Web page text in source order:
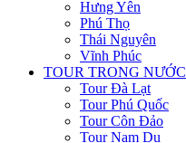
Hưng Yên
Phú Thọ
Thái Nguyên
Vĩnh Phúc
TOUR TRONG NƯỚC
Tour Đà Lạt
Tour Phú Quốc
Tour Côn Đảo
Tour Nam Du